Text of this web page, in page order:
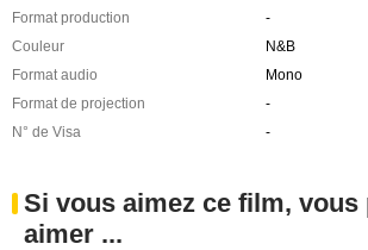
Format production
-
Couleur
N&B
Format audio
Mono
Format de projection
-
N° de Visa
-
Si vous aimez ce film, vous
aimer ...